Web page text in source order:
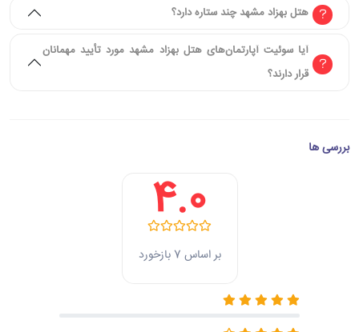
هتل بهزاد مشهد چند ستاره دارد؟
آیا سوئیت آپارتمان‌های هتل بهزاد مشهد مورد تأیید مهمانان
قرار دارند؟
بررسی ها
4.0
بر اساس 7 بازخورد